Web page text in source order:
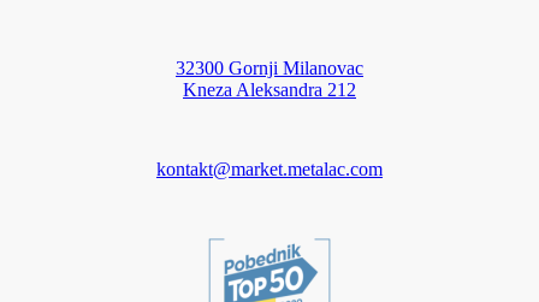
32300 Gornji Milanovac
Kneza Aleksandra 212
kontakt@market.metalac.com